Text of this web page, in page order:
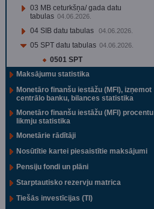
03 MB ceturkšņa/ gada datu
tabulas 04.06.2026.
04 SIB datu tabulas 04.06.2026.
05 SPT datu tabulas 04.06.2026.
0501 SPT
Maksājumu statistika
Monetāro finanšu iestāžu (MFI), izņemot
centrālo banku, bilances statistika
Monetāro finanšu iestāžu (MFI) procentu
likmju statistika
Monetārie rādītāji
Nosūtītie kartei piesaistītie maksājumi
Pensiju fondi un plāni
Starptautisko rezervju matrica
Tiešās investīcijas (TI)